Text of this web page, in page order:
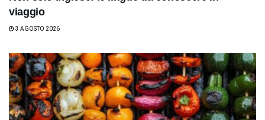
viaggio
3 AGOSTO 2026